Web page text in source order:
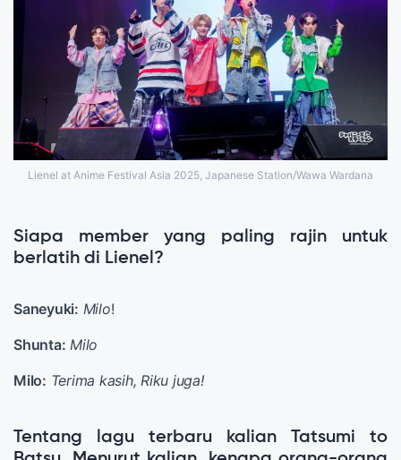
Lienel at Anime Festival Asia 2025, Japanese Station/Wawa Wardana
Siapa member yang paling rajin untuk
berlatih di Lienel?
Saneyuki: Milo!
Shunta: Milo
Milo: Terima kasih, Riku juga!
Tentang lagu terbaru kalian Tatsumi to